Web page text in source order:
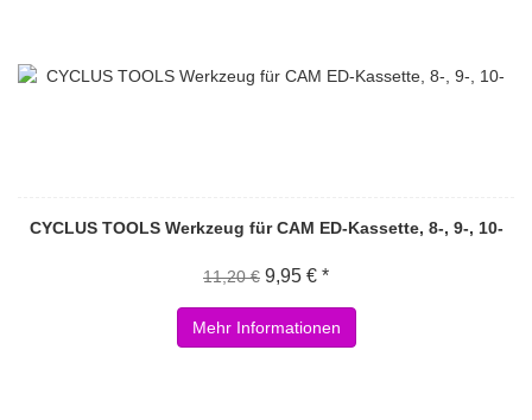
CYCLUS TOOLS Werkzeug für CAM ED-Kassette, 8-, 9-, 10-
11,20 € 9,95 € *
Mehr Informationen